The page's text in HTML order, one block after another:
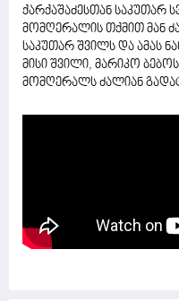
ქარქაშაძესთან საკუთარ
მომღერალის თქმით მან
საკუთარ შვილს და ამას
მისი შვილი, მარიკო
მომღერალს ძალიან